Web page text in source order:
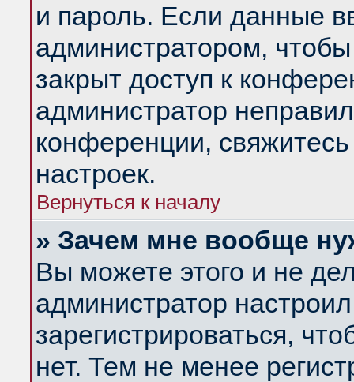
и пароль. Если данные
администратором,
закрыт доступ к
администратор
конференции,
настроек.
Вернуться к началу
» Зачем мне вообще
Вы можете этого и не
администратор
зарегистрироваться,
нет. Тем не менее